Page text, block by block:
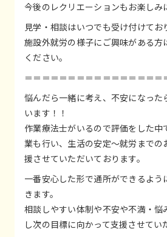
今後のレクリエーションもお楽しみ
見学・相談はいつでも受け付けてお
施設外就労の様子にご興味がある方
ください。
＝＝＝＝＝＝＝＝＝＝＝＝＝＝＝＝
悩んだら一緒に考え、不安になった
います！！
作業療法士がいるので評価をした中
業も行い、生活の安定～就労までの
援させていただいております。
一番安心した形で通所ができるよう
きます。
相談しやすい体制や不安や不満・悩
し次の目標に向かって支援させてい